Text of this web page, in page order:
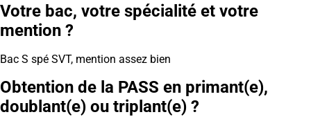
Votre bac, votre spécialité et votre
mention ?
Bac S spé SVT, mention assez bien
Obtention de la PASS en primant(e),
doublant(e) ou triplant(e) ?